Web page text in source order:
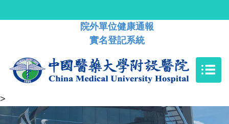
院外單位健康通報
實名登記系統
>